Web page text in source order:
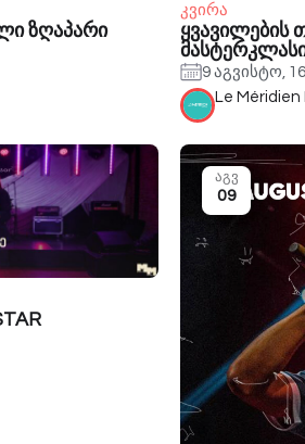
ზღაპარი
კვირა
ყვავილების
9 აგვისტო,
Le Méridien
აგვ
09